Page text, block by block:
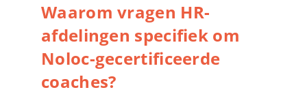
Waarom vragen HR-
afdelingen specifiek om
Noloc-gecertificeerde
coaches?